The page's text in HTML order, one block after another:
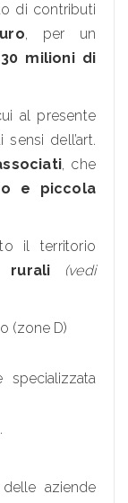
di contributi
, per un
30 milioni di
al presente
sensi dell’art.
, che
e piccola
il territorio
rurali
(vedi
(zone D)
delle aziende